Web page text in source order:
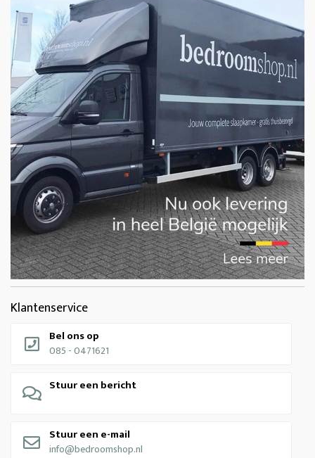
Klantenservice
Bel ons op
085 - 0471621
Stuur een bericht
Stuur een e-mail
info@bedroomshop.nl